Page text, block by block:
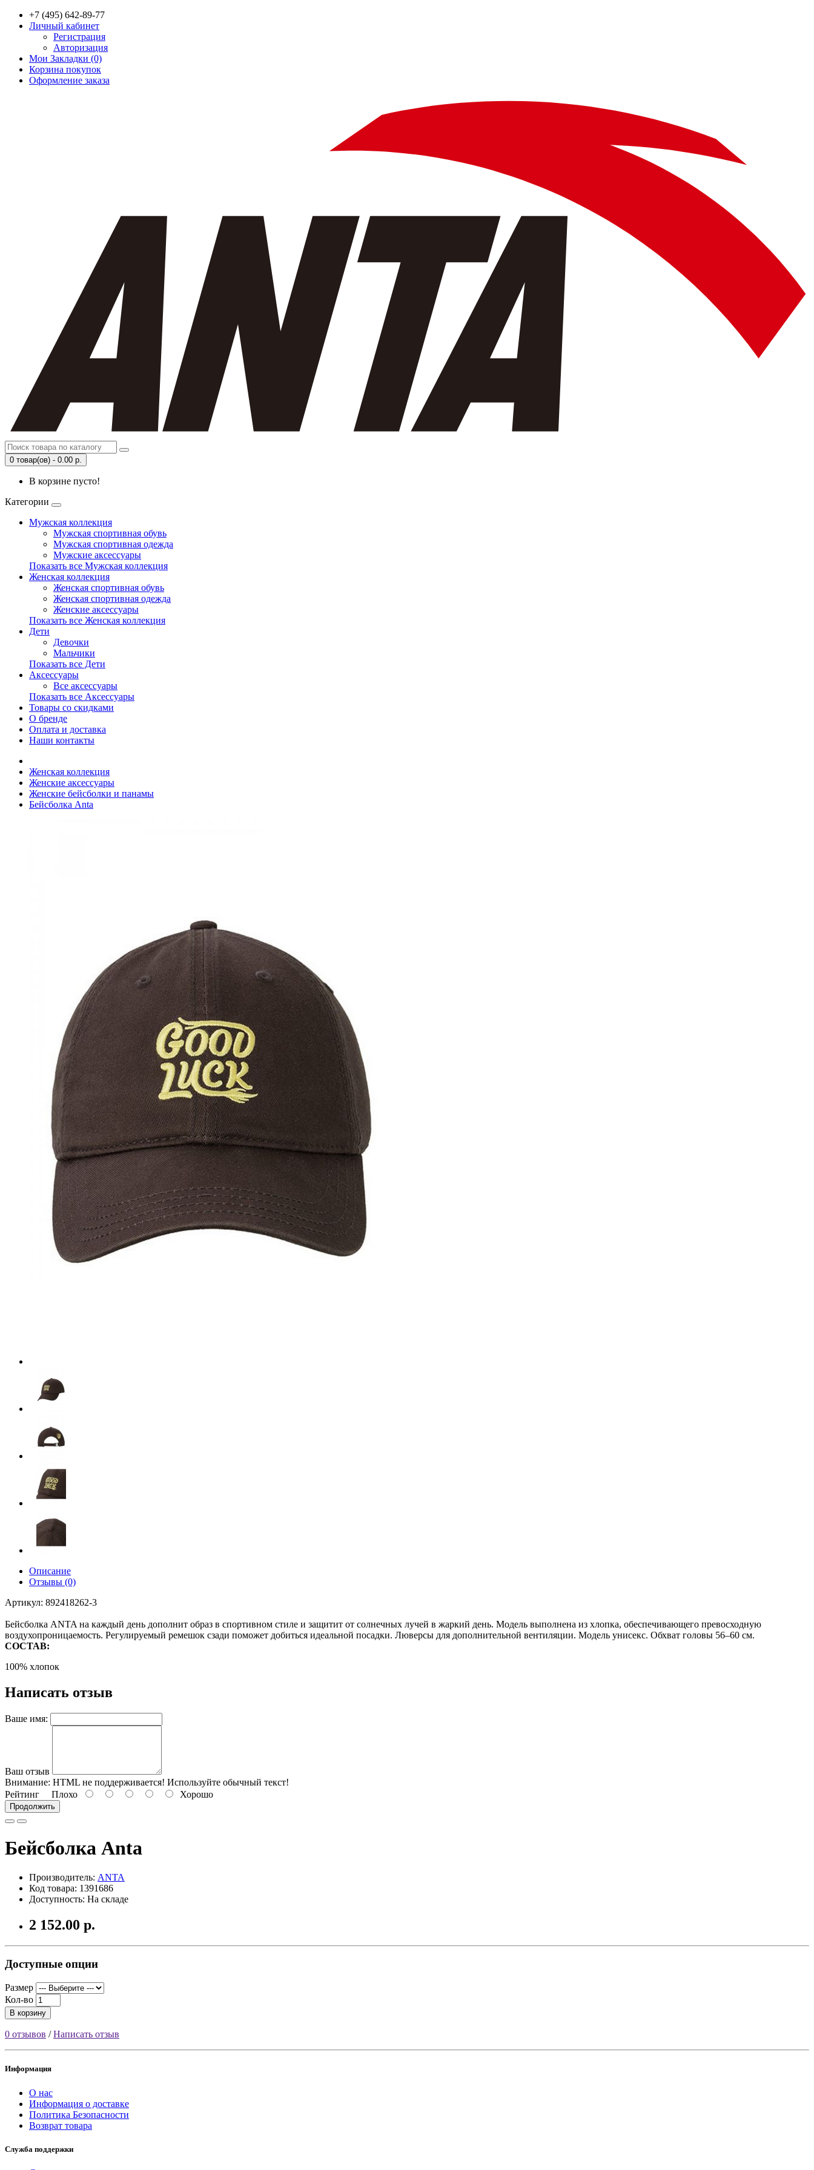
+7 (495) 642-89-77
Личный кабинет
Регистрация
Авторизация
Мои Закладки (0)
Корзина покупок
Оформление заказа
0 товар(ов) - 0.00 р.
В корзине пусто!
Категории
Мужская коллекция
Мужская спортивная обувь
Мужская спортивная одежда
Мужские аксессуары
Показать все Мужская коллекция
Женская коллекция
Женская спортивная обувь
Женская спортивная одежда
Женские аксессуары
Показать все Женская коллекция
Дети
Девочки
Мальчики
Показать все Дети
Аксессуары
Все аксессуары
Показать все Аксессуары
Товары со скидками
О бренде
Оплата и доставка
Наши контакты
Женская коллекция
Женские аксессуары
Женские бейсболки и панамы
Бейсболка Anta
Описание
Отзывы (0)
Артикул: 892418262-3
Бейсболка ANTA на каждый день дополнит образ в спортивном стиле и защитит от солнечных лучей в жаркий день. Модель выполнена из хлопка, обеспечивающего превосходную
воздухопроницаемость. Регулируемый ремешок сзади поможет добиться идеальной посадки. Люверсы для дополнительной вентиляции. Модель унисекс. Обхват головы 56–60 см.
СОСТАВ:
100% хлопок
Написать отзыв
Ваше имя:
Ваш отзыв
Внимание: HTML не поддерживается! Используйте обычный текст!
Рейтинг Плохо Хорошо
Продолжить
Бейсболка Anta
Производитель: ANTA
Код товара: 1391686
Доступность: На складе
2 152.00 р.
Доступные опции
Размер
Кол-во
В корзину
0 отзывов /Написать отзыв
Информация
О нас
Информация о доставке
Политика Безопасности
Возврат товара
Служба поддержки